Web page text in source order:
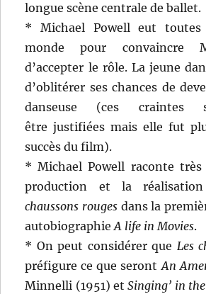
longue scène centrale de ballet.
* Michael Powell eut
monde pour convaincre
d’accepter le rôle. La jeune
d’oblitérer ses chances de
danseuse (ces craintes
être justifiées mais elle fut
succès du film).
* Michael Powell raconte
production et la
chaussons rougesdans la
autobiographieA life in Movies.
* On peut considérer que Les
préfigure ce que serontAn
Minnelli (1951) etSinging’ in